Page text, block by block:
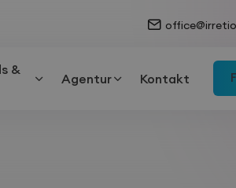
&
Agentur Kontakt